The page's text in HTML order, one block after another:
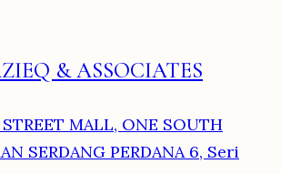
& ASSOCIATES
MALL, ONE SOUTH
SERDANG PERDANA 6, Seri